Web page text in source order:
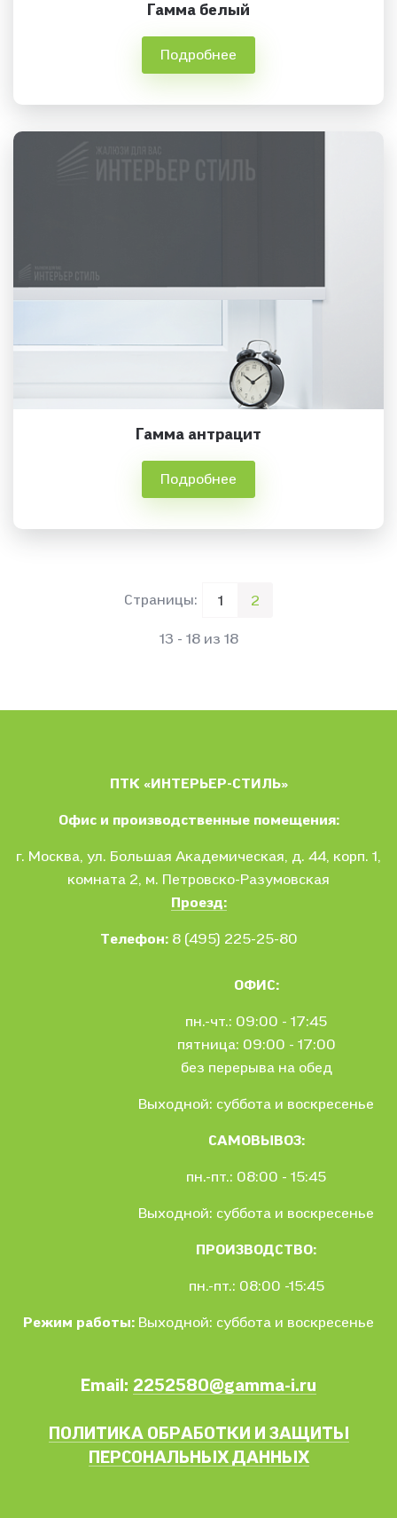
Гамма белый
Подробнее
Гамма антрацит
Подробнее
Страницы: 1 2
13 - 18 из 18
ПТК «ИНТЕРЬЕР-СТИЛЬ»
Офис и производственные помещения:
г. Москва, ул. Большая Академическая, д. 44, корп. 1,
комната 2, м. Петровско-Разумовская
Проезд:
Телефон: 8 (495) 225-25-80
Режим работы:
ОФИС:
пн.-чт.: 09:00 - 17:45
пятница: 09:00 - 17:00
без перерыва на обед
Выходной: суббота и воскресенье
САМОВЫВОЗ:
пн.-пт.: 08:00 - 15:45
Выходной: суббота и воскресенье
ПРОИЗВОДСТВО:
пн.-пт.: 08:00 -15:45
Выходной: суббота и воскресенье
Email: 2252580@gamma-i.ru
ПОЛИТИКА ОБРАБОТКИ И ЗАЩИТЫ
ПЕРСОНАЛЬНЫХ ДАННЫХ